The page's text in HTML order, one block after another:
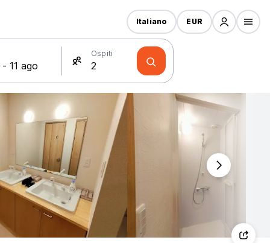
Ospiti
Italiano EUR